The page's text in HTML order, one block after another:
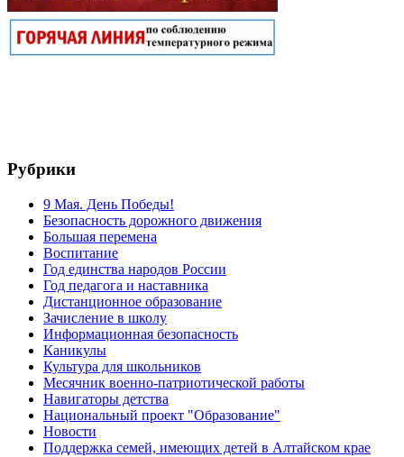
Рубрики
9 Мая. День Победы!
Безопасность дорожного движения
Большая перемена
Воспитание
Год единства народов России
Год педагога и наставника
Дистанционное образование
Зачисление в школу
Информационная безопасность
Каникулы
Культура для школьников
Месячник военно-патриотической работы
Навигаторы детства
Национальный проект "Образование"
Новости
Поддержка семей, имеющих детей в Алтайском крае